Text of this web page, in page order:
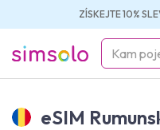
ZÍSKEJTE 10%
simsolo
eSIM